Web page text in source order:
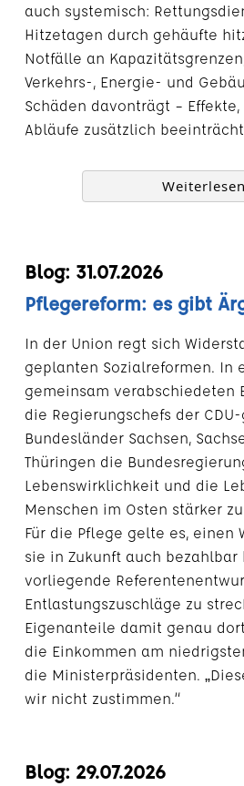
auch systemisch:
Hitzetagen durch gehäufte
Notfälle an
Verkehrs-, Energie- und
Schäden davonträgt –
Abläufe zusätzlich
Weiterlesen
Blog: 31.07.2026
Pflegereform: es gibt
In der Union regt sich
geplanten Sozialreformen. In
gemeinsam verabschiedeten
die Regierungschefs der
Bundesländer Sachsen,
Thüringen die
Lebenswirklichkeit und die
Menschen im Osten stärker
Für die Pflege gelte es, einen
sie in Zukunft auch bezahlbar
vorliegende
Entlastungszuschläge zu
Eigenanteile damit genau
die Einkommen am
die Ministerpräsidenten.
wir nicht zustimmen.“
Blog: 29.07.2026